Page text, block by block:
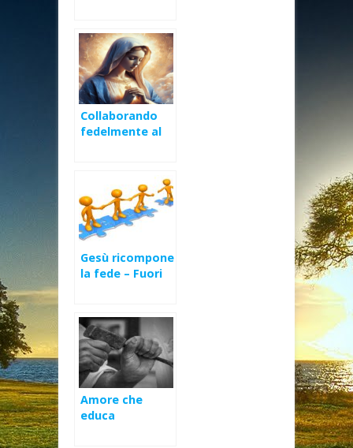
Collaborando
fedelmente al
Gesù ricompone
la fede – Fuori
Amore che
educa